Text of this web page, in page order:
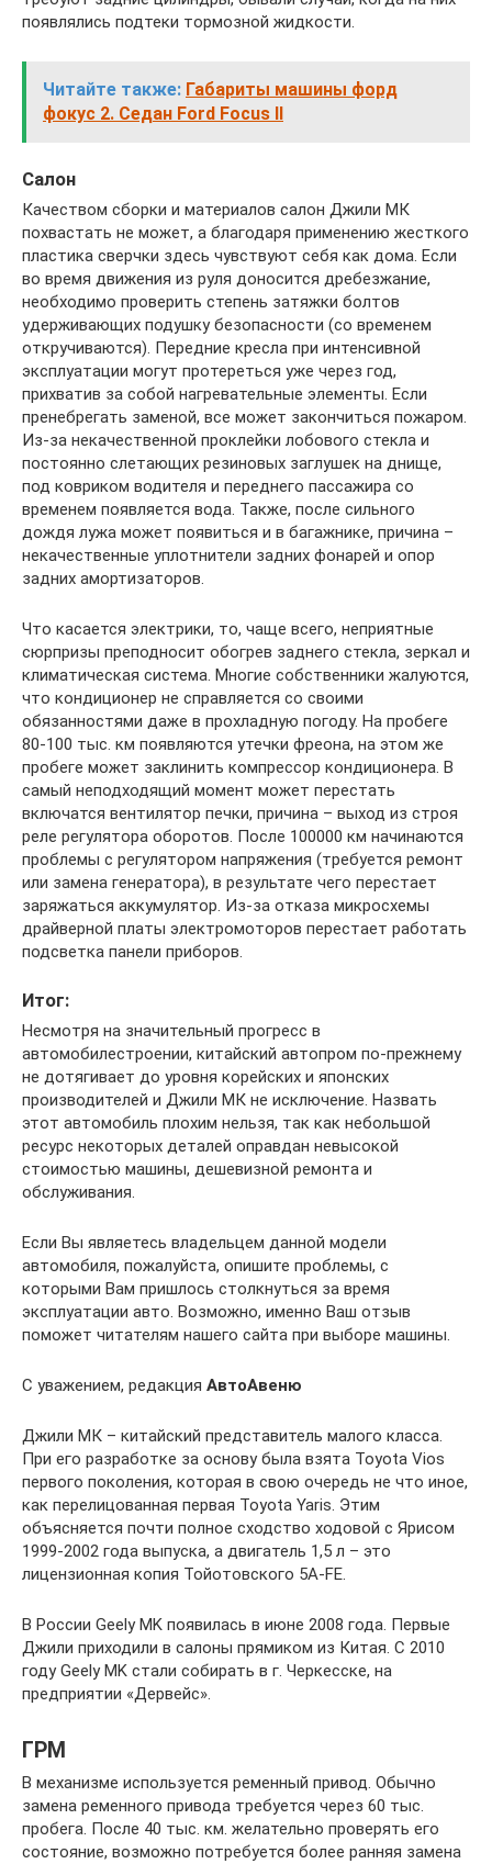
появлялись подтеки тормозной жидкости.
Читайте также: Габариты машины форд
фокус 2. Седан Ford Focus II
Салон
Качеством сборки и материалов салон Джили МК
похвастать не может, а благодаря применению жесткого
пластика сверчки здесь чувствуют себя как дома. Если
во время движения из руля доносится дребезжание,
необходимо проверить степень затяжки болтов
удерживающих подушку безопасности (со временем
откручиваются). Передние кресла при интенсивной
эксплуатации могут протереться уже через год,
прихватив за собой нагревательные элементы. Если
пренебрегать заменой, все может закончиться пожаром.
Из-за некачественной проклейки лобового стекла и
постоянно слетающих резиновых заглушек на днище,
под ковриком водителя и переднего пассажира со
временем появляется вода. Также, после сильного
дождя лужа может появиться и в багажнике, причина –
некачественные уплотнители задних фонарей и опор
задних амортизаторов.
Что касается электрики, то, чаще всего, неприятные
сюрпризы преподносит обогрев заднего стекла, зеркал и
климатическая система. Многие собственники жалуются,
что кондиционер не справляется со своими
обязанностями даже в прохладную погоду. На пробеге
80-100 тыс. км появляются утечки фреона, на этом же
пробеге может заклинить компрессор кондиционера. В
самый неподходящий момент может перестать
включатся вентилятор печки, причина – выход из строя
реле регулятора оборотов. После 100000 км начинаются
проблемы с регулятором напряжения (требуется ремонт
или замена генератора), в результате чего перестает
заряжаться аккумулятор. Из-за отказа микросхемы
драйверной платы электромоторов перестает работать
подсветка панели приборов.
Итог:
Несмотря на значительный прогресс в
автомобилестроении, китайский автопром по-прежнему
не дотягивает до уровня корейских и японских
производителей и Джили МК не исключение. Назвать
этот автомобиль плохим нельзя, так как небольшой
ресурс некоторых деталей оправдан невысокой
стоимостью машины, дешевизной ремонта и
обслуживания.
Если Вы являетесь владельцем данной модели
автомобиля, пожалуйста, опишите проблемы, с
которыми Вам пришлось столкнуться за время
эксплуатации авто. Возможно, именно Ваш отзыв
поможет читателям нашего сайта при выборе машины.
С уважением, редакция АвтоАвеню
Джили МК – китайский представитель малого класса.
При его разработке за основу была взята Toyota Vios
первого поколения, которая в свою очередь не что иное,
как перелицованная первая Toyota Yaris. Этим
объясняется почти полное сходство ходовой с Ярисом
1999-2002 года выпуска, а двигатель 1,5 л – это
лицензионная копия Тойотовского 5A-FE.
В России Geely MK появилась в июне 2008 года. Первые
Джили приходили в салоны прямиком из Китая. С 2010
году Geely MK стали собирать в г. Черкесске, на
предприятии «Дервейс».
ГРМ
В механизме используется ременный привод. Обычно
замена ременного привода требуется через 60 тыс.
пробега. После 40 тыс. км. желательно проверять его
состояние, возможно потребуется более ранняя замена